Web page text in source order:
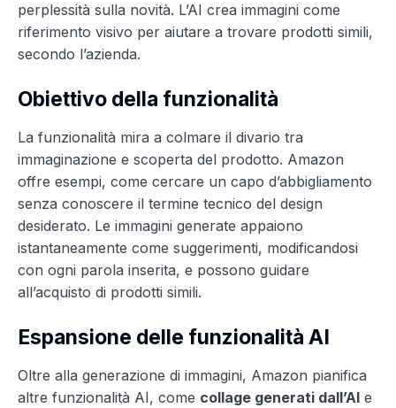
perplessità sulla novità. L’AI crea immagini come
riferimento visivo per aiutare a trovare prodotti simili,
secondo l’azienda.
Obiettivo della funzionalità
La funzionalità mira a colmare il divario tra
immaginazione e scoperta del prodotto. Amazon
offre esempi, come cercare un capo d’abbigliamento
senza conoscere il termine tecnico del design
desiderato. Le immagini generate appaiono
istantaneamente come suggerimenti, modificandosi
con ogni parola inserita, e possono guidare
all’acquisto di prodotti simili.
Espansione delle funzionalità AI
Oltre alla generazione di immagini, Amazon pianifica
altre funzionalità AI, come collage generati dall’AI e